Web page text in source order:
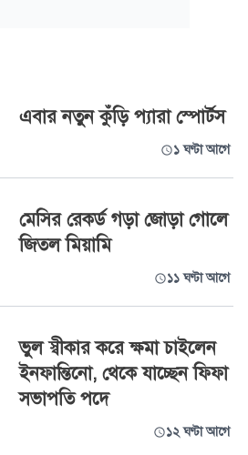
এবার নতুন কুঁড়ি প্যারা স্পোর্টস
১ ঘণ্টা আগে
মেসির রেকর্ড গড়া জোড়া গোলে
জিতল মিয়ামি
১১ ঘণ্টা আগে
ভুল স্বীকার করে ক্ষমা চাইলেন
ইনফান্তিনো, থেকে যাচ্ছেন ফিফা
সভাপতি পদে
১২ ঘণ্টা আগে